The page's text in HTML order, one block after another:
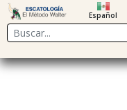
Español
Buscar